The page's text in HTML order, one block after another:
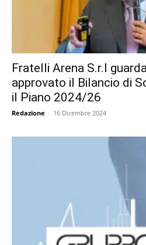
Fratelli Arena S.r.l
approvato il Bilancio di
il Piano 2024/26
Redazione - 16 Dicembre 2024